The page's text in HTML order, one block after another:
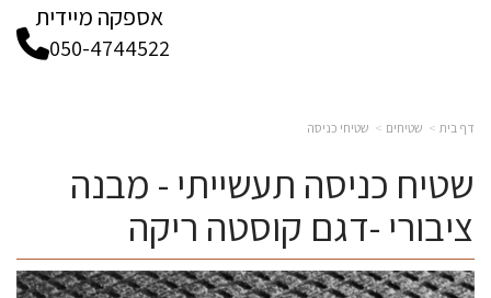
אספקה מיידית
050-4744522
דף בית שטיחים שטיחי כניסה
שטיח כניסה תעשייתי - מבנה
ציבורי -דגם קוסטה ריקה